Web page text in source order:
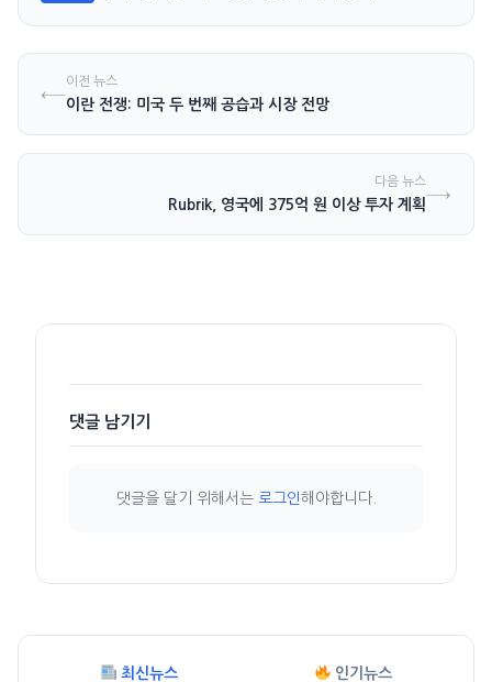
←이전 뉴스
이란 전쟁: 미국 두 번째 공습과 시장 전망
다음 뉴스
Rubrik, 영국에 375억 원 이상 투자 계획→
댓글 남기기
댓글을 달기 위해서는 로그인해야합니다.
최신뉴스 인기뉴스